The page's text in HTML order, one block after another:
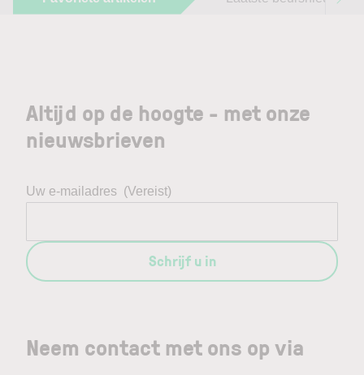
Neem contact met ons op via
Altijd op de hoogte - met onze
nieuwsbrieven
Uw e-mailadres (Vereist)
Schrijf u in